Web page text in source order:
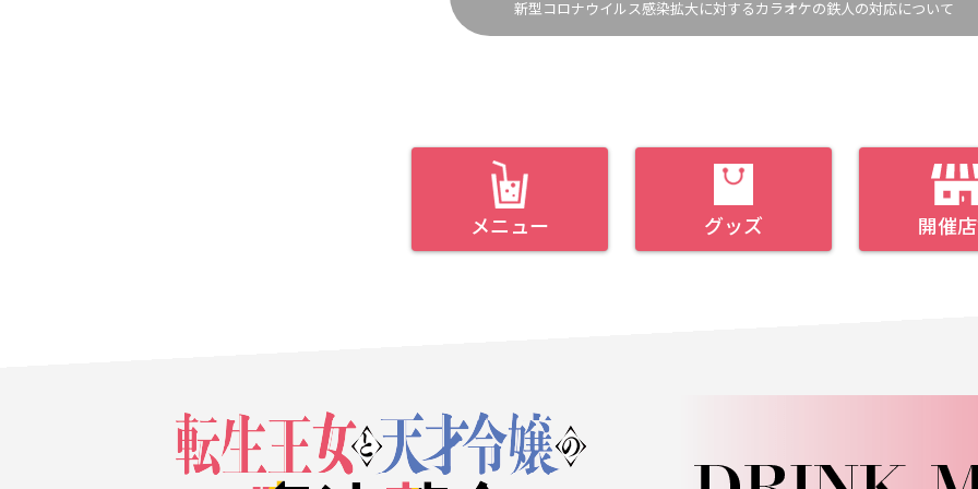
新型コロナウイルス感染拡大に対するカラオケの鉄人の対応について
メニュー グッズ 開催